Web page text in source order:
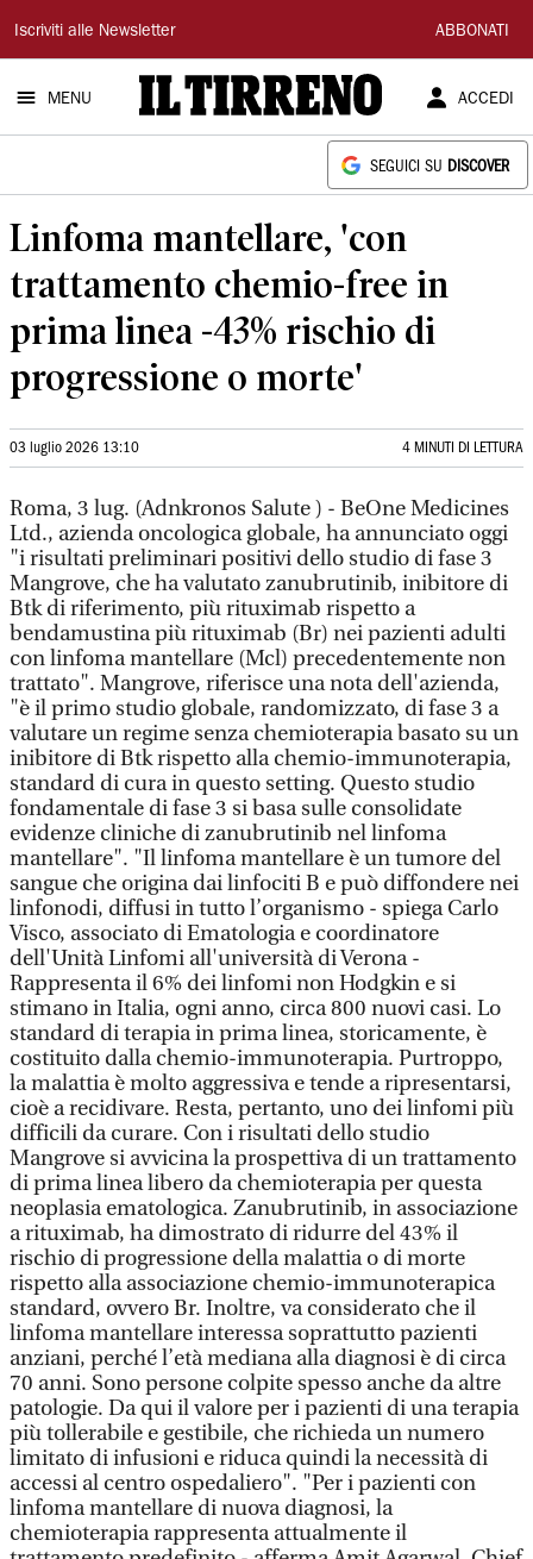
Il
Tirreno
Iscriviti alle Newsletter ABBONATI
MENU ACCEDI
SEGUICI SU DISCOVER
Linfoma mantellare, 'con
trattamento chemio-free in
prima linea -43% rischio di
progressione o morte'
03 luglio 2026 13:10 4 MINUTI DI LETTURA
Roma, 3 lug. (Adnkronos Salute ) - BeOne Medicines
Ltd., azienda oncologica globale, ha annunciato oggi
"i risultati preliminari positivi dello studio di fase 3
Mangrove, che ha valutato zanubrutinib, inibitore di
Btk di riferimento, più rituximab rispetto a
bendamustina più rituximab (Br) nei pazienti adulti
con linfoma mantellare (Mcl) precedentemente non
trattato". Mangrove, riferisce una nota dell'azienda,
"è il primo studio globale, randomizzato, di fase 3 a
valutare un regime senza chemioterapia basato su un
inibitore di Btk rispetto alla chemio-immunoterapia,
standard di cura in questo setting. Questo studio
fondamentale di fase 3 si basa sulle consolidate
evidenze cliniche di zanubrutinib nel linfoma
mantellare". "Il linfoma mantellare è un tumore del
sangue che origina dai linfociti B e può diffondere nei
linfonodi, diffusi in tutto l’organismo - spiega Carlo
Visco, associato di Ematologia e coordinatore
dell'Unità Linfomi all'università di Verona -
Rappresenta il 6% dei linfomi non Hodgkin e si
stimano in Italia, ogni anno, circa 800 nuovi casi. Lo
standard di terapia in prima linea, storicamente, è
costituito dalla chemio-immunoterapia. Purtroppo,
la malattia è molto aggressiva e tende a ripresentarsi,
cioè a recidivare. Resta, pertanto, uno dei linfomi più
difficili da curare. Con i risultati dello studio
Mangrove si avvicina la prospettiva di un trattamento
di prima linea libero da chemioterapia per questa
neoplasia ematologica. Zanubrutinib, in associazione
a rituximab, ha dimostrato di ridurre del 43% il
rischio di progressione della malattia o di morte
rispetto alla associazione chemio-immunoterapica
standard, ovvero Br. Inoltre, va considerato che il
linfoma mantellare interessa soprattutto pazienti
anziani, perché l’età mediana alla diagnosi è di circa
70 anni. Sono persone colpite spesso anche da altre
patologie. Da qui il valore per i pazienti di una terapia
più tollerabile e gestibile, che richieda un numero
limitato di infusioni e riduca quindi la necessità di
accessi al centro ospedaliero". "Per i pazienti con
linfoma mantellare di nuova diagnosi, la
chemioterapia rappresenta attualmente il